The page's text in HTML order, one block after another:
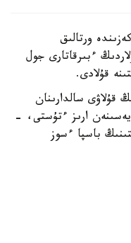
ورتالىق
ولاردىڭ ءبىرقاتارى جول
قۇلادى.
قۇلاۋى سالدارىنان
17 اۆتوكولىك يەسىنەن ارىز ءتۇستى، -
باسپا ءسوز